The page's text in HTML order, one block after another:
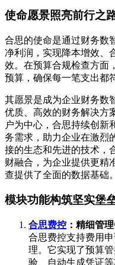
使命愿景照亮前行之
合思的使命是通过财务数
净利润，实现降本增效、
效。在预算合规检查方面
预算，确保每一笔支出都
其愿景是成为企业财务数
优质、高效的财务解决方
户为中心，合思持续创新
务需求，助力企业在激烈
接的生态和先进的技术，
财融合，为企业提供更精
查提供了全面的数据基础。
模块功能构筑坚实堡
合思费控 ：精细管
合思费控支持费用
理。它实现了预算
验、自动生成凭证